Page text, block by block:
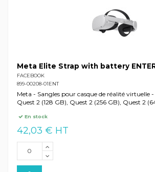
Meta Elite Strap with battery
FACEBOOK
899-00208-01ENT
Meta - Sangles pour casque de réalité virtuelle
Quest 2 (128 GB), Quest 2 (256 GB), Quest 2
En stock
42,03 € HT